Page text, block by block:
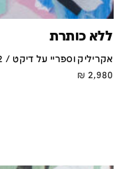
ללא כותרת
אקריליק וספריי על דיקט / 60x55x2 ס''מ
2,980
₪